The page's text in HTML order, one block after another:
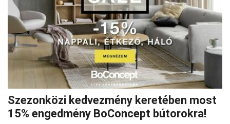
Szezonközi kedvezmény keretében most
15% engedmény BoConcept bútorokra!